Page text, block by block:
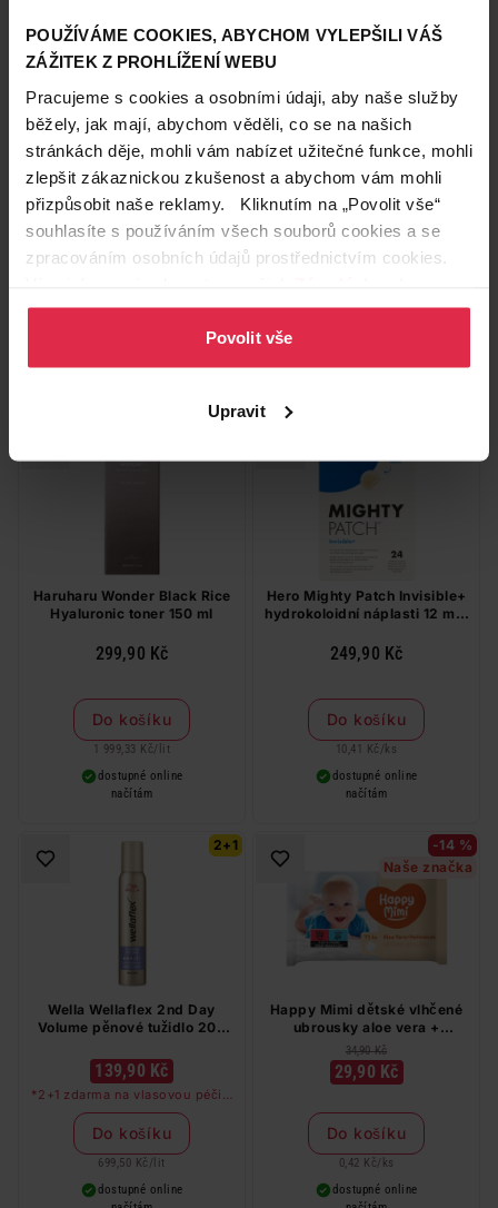
POUŽÍVÁME COOKIES, ABYCHOM VYLEPŠILI VÁŠ
ZÁŽITEK Z PROHLÍŽENÍ WEBU
Pracujeme s cookies a osobními údaji, aby naše služby
běžely, jak mají, abychom věděli, co se na našich
stránkách děje, mohli vám nabízet užitečné funkce, mohli
zlepšit zákaznickou zkušenost a abychom vám mohli
přizpůsobit naše reklamy. Kliknutím na „Povolit vše“
souhlasíte s používáním všech souborů cookies a se
zpracováním osobních údajů prostřednictvím cookies.
osobních údajů.
Povolit vše
Upravit
Palmolive Naturals Olive &
Milk sprchový krém 500 ml
119,90 Kč
Do košíku
kosmetika
COSRX Advanced Snail92
pleťový krém tuba 50 g
299,90 Kč
Do košíku
Haruharu Wonder Black Rice
Hyaluronic toner 150 ml
299,90 Kč
Do košíku
1 999,33 Kč/ lit
dostupné online
načítám
Hero Mighty Patch Invisible+
hydrokoloidní náplasti 12 mm
249,90 Kč
Do košíku
10,41 Kč / ks
dostupné online
načítám
2+1
Wella Wellaflex 2nd Day
Volume pěnové tužidlo 200
139,90 Kč
*2+1 zdarma na vlasovou péči v
libovolné kombinaci, nejlevnější
produkt zdarma. Neplatí na
barvy na vlasy a cestovní balení.
Do košíku
699,50 Kč / lit
dostupné online
-14 %
Naše značka
Happy Mimi dětské vlhčené
ubrousky aloe vera +
heřmánek 72 ks
34,90 Kč
29,90 Kč
Do košíku
0,42 Kč/ ks
dostupné online